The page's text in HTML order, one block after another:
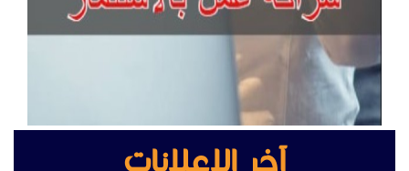
كراسي حضور عالية الجودة للمعارض